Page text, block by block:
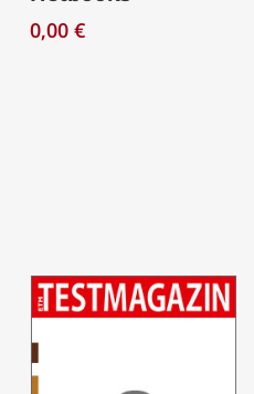
0,00 €